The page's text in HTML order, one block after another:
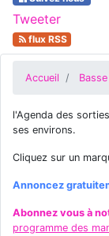
Tweeter
flux RSS
Accueil
l'Agenda des
ses environs.
Cliquez sur un
Annoncez
Abonnez vous à
programme des